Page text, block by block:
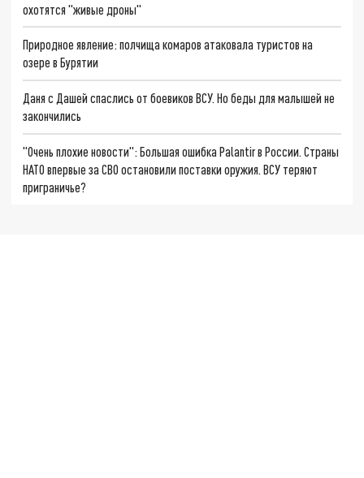
охотятся "живые дроны"
Природное явление: полчища комаров атаковала туристов на
озере в Бурятии
Даня с Дашей спаслись от боевиков ВСУ. Но беды для малышей не
закончились
"Очень плохие новости": Большая ошибка Palantir в России. Страны
НАТО впервые за СВО остановили поставки оружия. ВСУ теряют
приграничье?